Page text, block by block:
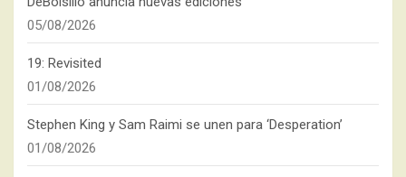
05/08/2026
19: Revisited
01/08/2026
Stephen King y Sam Raimi se unen para ‘Desperation’
01/08/2026